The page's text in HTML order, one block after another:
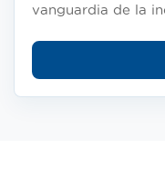
vanguardia de la